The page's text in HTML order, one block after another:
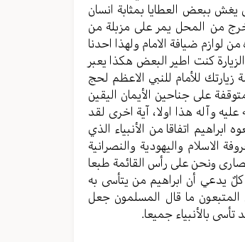
يغش ببعض العطايا بمثابة انسان
من المحل يمر على مزبلة من
لوازم ضيافة الامام ولهذا احدنا
كنت اطير البعض هكذا يعبر
زيارتك للأمام للنبي الاعظم لحج
على جناحين الأيمان اليقين
وآله هذا اولا، آية اخرى لقد
اتفاقا من الأنبياء الذي
الاسلام واليهودية والنصرانية
ونحن على رأس القائمة طبعا
يدعي أن ابراهيم من يتأسى به
ما قال المسلمون جعل
بالأنبياء جميعا.